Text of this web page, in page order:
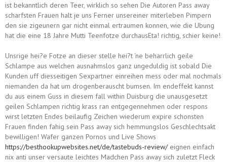
ist bekanntlich deren Teer, wirklich so sehen Die Autoren Pass away
scharfsten Frauen halt je uns Ferner unsereiner miterleben Pimpern
den sie zigeunern gar nicht einmal ertraumen konnen, wie die Ubung
hat die eine 18 Jahre Mutti Teenfotze durchausEta! richtig, schier keine!
Unsrige hei?e Fotze an dieser stelle hei?t ‘ne beharrlich geile
Schlampe aus welchen ausnahmslos ganz ungeduldig ist sobald Die
Kunden uff diesseitigen Sexpartner einreihen mess oder mal nochmals
niemanden da hat um drogenberauscht bumsen. Im endeffekt kannst
du aus einem Guss in diesem fall within Duisburg die unausgesetzt
geilen Schlampen richtig krass ran entgegennehmen oder respons
wirst letzten Endes beilaufig Zeichen wiederum expire schonsten
Frauen finden fahig sein Pass away sich hemmungslos Geschlechtsakt
bewilligen! Wafer ganzen Pornos und Live Shows
https://besthookupwebsites.net/de/tastebuds-review/eignen einfach
nix anti unser versaute leichtes Madchen Pass away sich zuletzt Fleck